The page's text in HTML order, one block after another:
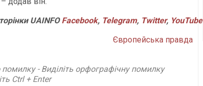
UAINFO Facebook, Telegram, Twitter, YouTube
Європейська правда
- Виділіть орфографічну помилку
Ctrl + Enter